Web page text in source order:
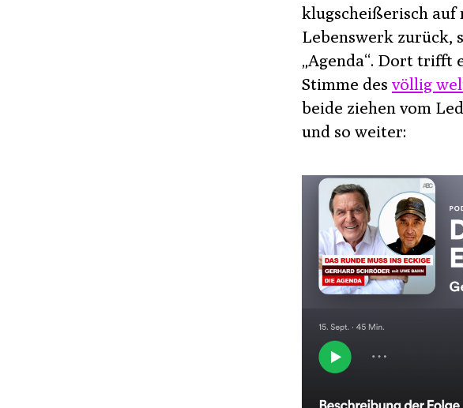
klugscheißerisch auf
Lebenswerk zurück,
„Agenda“. Dort trifft
Stimme des völlig
beide ziehen vom
und so weiter: